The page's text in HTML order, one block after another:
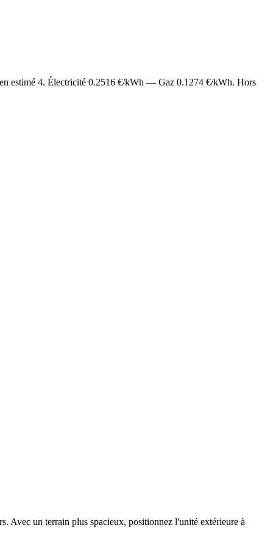
estimé 4. Électricité 0.2516 €/kWh — Gaz 0.1274 €/kWh. Hors
Avec un terrain plus spacieux, positionnez l'unité extérieure à